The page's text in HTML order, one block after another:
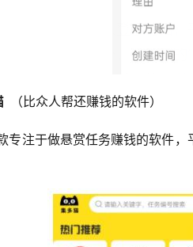
（比众人帮还赚钱的软件）
专注于做悬赏任务赚钱的软件